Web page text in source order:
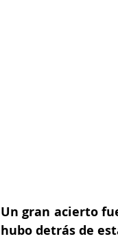
Un gran acierto
hubo detrás de